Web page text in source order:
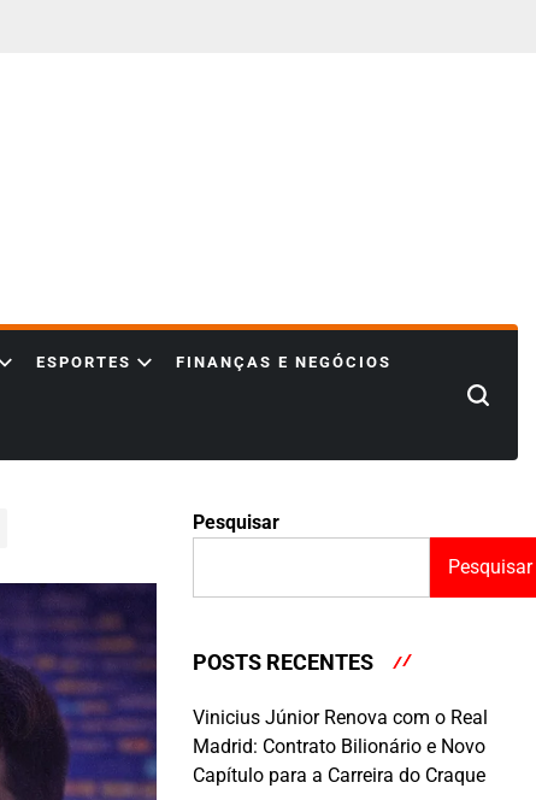
ESPORTES FINANÇAS E NEGÓCIOS
Search
Pesquisar
Pesquisar
POSTS RECENTES
Vinicius Júnior Renova com o Real
Madrid: Contrato Bilionário e Novo
Capítulo para a Carreira do Craque